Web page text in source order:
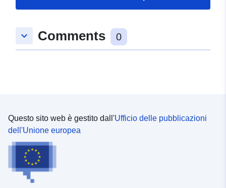
keyboard_arrow_down Comments 0
Questo sito web è gestito dall'Ufficio delle pubblicazioni
dell'Unione europea